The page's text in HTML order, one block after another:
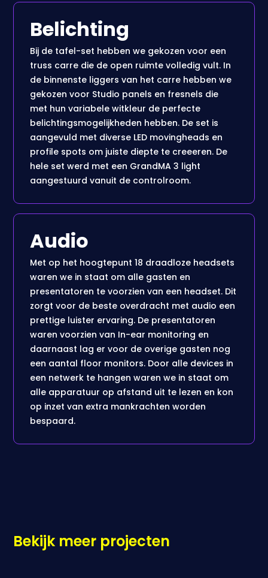
Belichting
Bij de tafel-set hebben we gekozen voor een
truss carre die de open ruimte volledig vult. In
de binnenste liggers van het carre hebben we
gekozen voor Studio panels en fresnels die
met hun variabele witkleur de perfecte
belichtingsmogelijkheden hebben. De set is
aangevuld met diverse LED movingheads en
profile spots om juiste diepte te creeeren. De
hele set werd met een GrandMA 3 light
aangestuurd vanuit de controlroom.
Audio
Met op het hoogtepunt 18 draadloze headsets
waren we in staat om alle gasten en
presentatoren te voorzien van een headset. Dit
zorgt voor de beste overdracht met audio een
prettige luister ervaring. De presentatoren
waren voorzien van In-ear monitoring en
daarnaast lag er voor de overige gasten nog
een aantal floor monitors. Door alle devices in
een netwerk te hangen waren we in staat om
alle apparatuur op afstand uit te lezen en kon
op inzet van extra mankrachten worden
bespaard.
Bekijk meer projecten